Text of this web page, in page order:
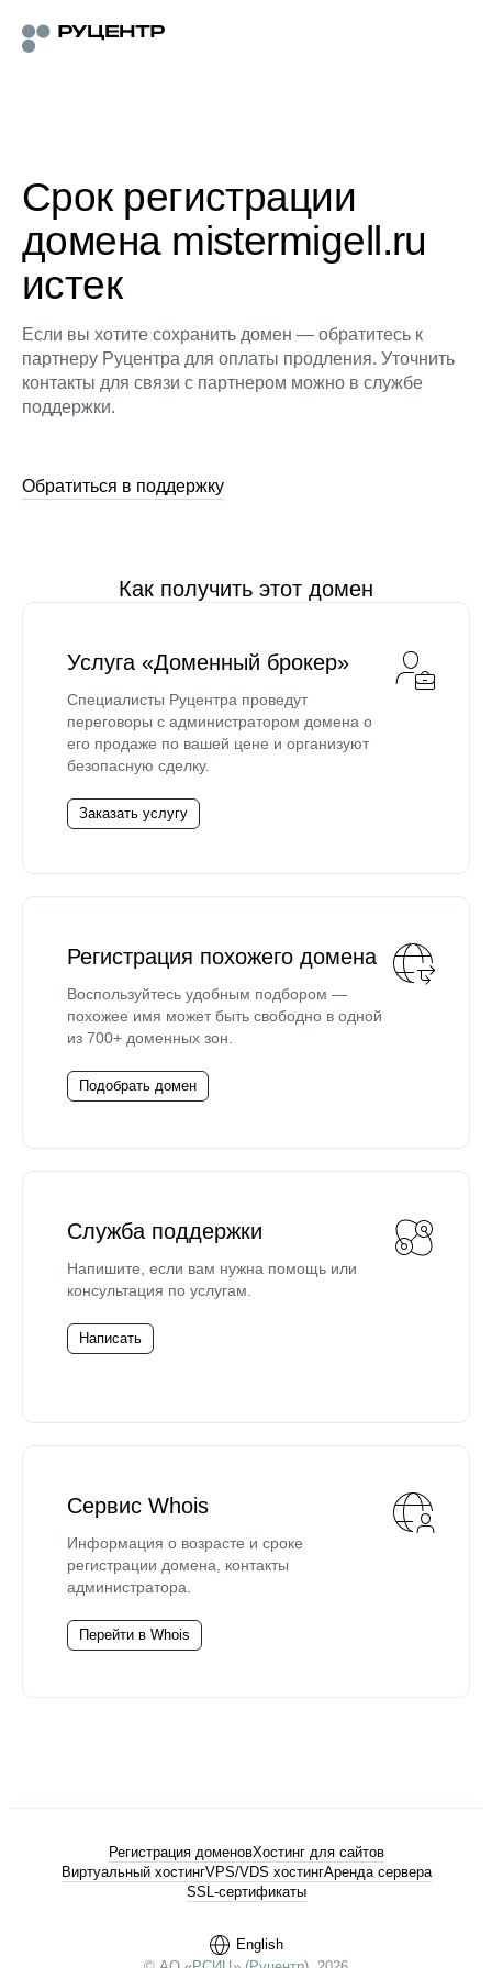
Срок регистрации
домена mistermigell.ru
истек
Если вы хотите сохранить домен — обратитесь к
партнеру Руцентра для оплаты продления. Уточнить
контакты для связи с партнером можно в службе
поддержки.
Обратиться в поддержку
Как получить этот домен
Услуга «Доменный брокер»
Специалисты Руцентра проведут
переговоры с администратором домена о
его продаже по вашей цене и организуют
безопасную сделку.
Заказать услугу
Регистрация похожего домена
Воспользуйтесь удобным подбором —
похожее имя может быть свободно в одной
из 700+ доменных зон.
Подобрать домен
Служба поддержки
Напишите, если вам нужна помощь или
консультация по услугам.
Написать
Сервис Whois
Информация о возрасте и сроке
регистрации домена, контакты
администратора.
Перейти в Whois
English
Регистрация доменовХостинг для сайтов
Виртуальный хостингVPS/VDS хостингАренда сервера
SSL-сертификаты